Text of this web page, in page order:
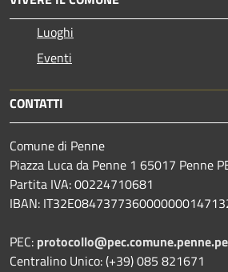
Luoghi
Eventi
CONTATTI
Comune di Penne
Piazza Luca da Penne 1 65017 Penne
Partita IVA: 00224710681
IBAN:
PEC:
Centralino Unico: (+39) 085 821671